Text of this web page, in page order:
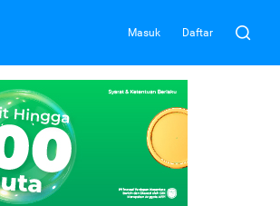
Masuk Daftar